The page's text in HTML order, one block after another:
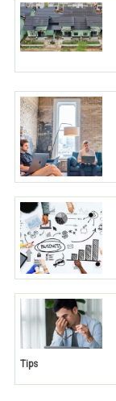
Tips